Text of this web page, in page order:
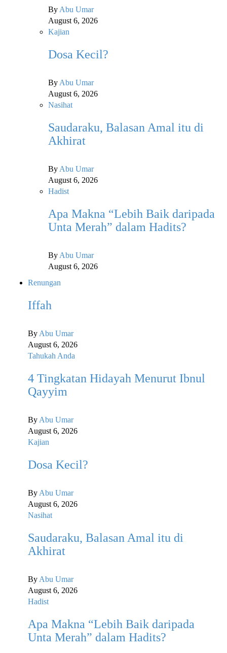
By Abu Umar
August 6, 2026
Kajian
Dosa Kecil?
By Abu Umar
August 6, 2026
Nasihat
Saudaraku, Balasan Amal itu di
Akhirat
By Abu Umar
August 6, 2026
Hadist
Apa Makna “Lebih Baik daripada
Unta Merah” dalam Hadits?
By Abu Umar
August 6, 2026
Renungan
Iffah
By Abu Umar
August 6, 2026
Tahukah Anda
4 Tingkatan Hidayah Menurut Ibnul
Qayyim
By Abu Umar
August 6, 2026
Kajian
Dosa Kecil?
By Abu Umar
August 6, 2026
Nasihat
Saudaraku, Balasan Amal itu di
Akhirat
By Abu Umar
August 6, 2026
Hadist
Apa Makna “Lebih Baik daripada
Unta Merah” dalam Hadits?